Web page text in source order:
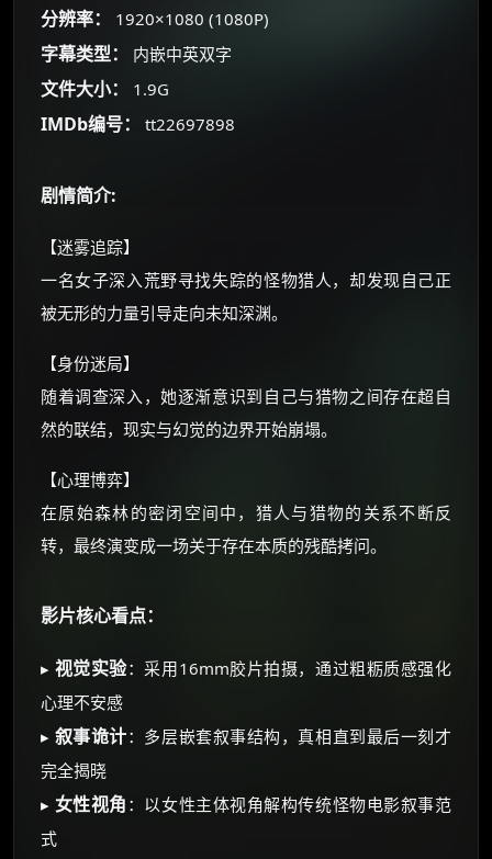
分辨率： 1920×1080 (1080P)
字幕类型： 内嵌中英双字
文件大小： 1.9G
IMDb编号： tt22697898
剧情简介:
【迷雾追踪】
一名女子深入荒野寻找失踪的怪物猎人，却发现自己正
被无形的力量引导走向未知深渊。
【身份迷局】
随着调查深入，她逐渐意识到自己与猎物之间存在超自
然的联结，现实与幻觉的边界开始崩塌。
【心理博弈】
在原始森林的密闭空间中，猎人与猎物的关系不断反
转，最终演变成一场关于存在本质的残酷拷问。
影片核心看点：
▸ 视觉实验：采用16mm胶片拍摄，通过粗粝质感强化
心理不安感
▸ 叙事诡计：多层嵌套叙事结构，真相直到最后一刻才
完全揭晓
▸ 女性视角 ：以女性主体视角解构传统怪物电影叙事范
式
朋友们辛苦了 💦
你需要的各种会员，都可低价购买！
价格有浮动，请直接搜索查最低价！
☕ 海外大侠？通过 Ko-fi 赐茶